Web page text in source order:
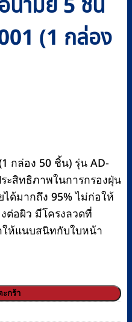
นามัย 5 ชั้น
(1 กล่อง
กล่อง 50 ชิ้น) รุ่น AD-
ะสิทธิภาพในการกรองฝุ่น
ด้มากถึง 95% ไม่ก่อให้
ต่อผิว มีโครงลวดที่
ให้แนบสนิทกับใบหน้า
5 ชั้น N95 รุ่น AD-1001
ะกร้า